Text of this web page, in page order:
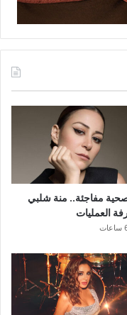
مفاجئة.. منة شلبي
العمليات